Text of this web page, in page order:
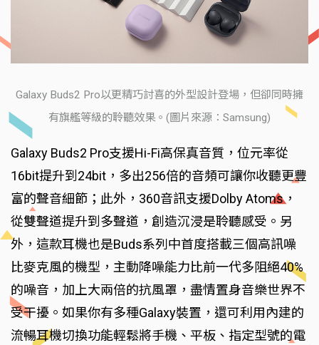
Galaxy Buds2 Pro以更精巧討喜的外型設計登場，但卻同時擁
有旗艦等級的聆聽效果。(圖片來源：Samsung)
Galaxy Buds2 Pro支援Hi-Fi高保真音質，位元率從
16bit提升到24bit，多出256倍的音頻可讓你收聽更豐
富的聲音細節；此外，360音訊支援Dolby Atoms，
從雙聲道提升到多聲道，創造沉浸是聆聽感受。另
外，這款耳機也是Buds系列中首度搭載三個高訊噪
比麥克風的機型，主動降噪能力比前一代多阻絕40%
的噪音，加上大兩倍的抗風罩，盡情置身音樂世界不
受干擾。如果你有多種Galaxy裝置，還可利用內建的
流暢耳機切換功能輕鬆將手機、平板、指定型號的電